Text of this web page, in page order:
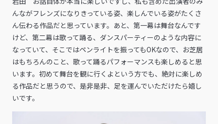
んながフレンズになりきっている姿、楽しんでいる姿がたくさ
ん伝わる作品だと思っています。あと、第一幕は舞台なんです
けど、第二幕は歌って踊る、ダンスパーティーのような内容に
なっていて、そこではペンライトを振ってもOKなので、お芝居
はもちろんのこと、歌って踊るパフォーマンスも楽しめると思
います。初めて舞台を観に行くよという方でも、絶対に楽しめ
る作品だと思うので、是非是非、足を運んでいただけたら嬉し
いです。